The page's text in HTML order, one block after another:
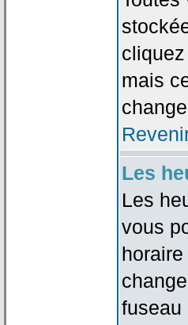
mais
Les
Les
vous
fuseau